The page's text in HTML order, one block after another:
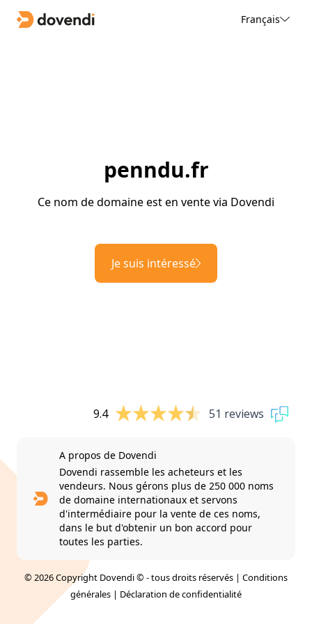
Français
penndu.fr
Ce nom de domaine est en vente via Dovendi
Je suis intéressé
9.4 51 reviews
A propos de Dovendi
Dovendi rassemble les acheteurs et les
vendeurs. Nous gérons plus de 250 000 noms
de domaine internationaux et servons
d'intermédiaire pour la vente de ces noms,
dans le but d'obtenir un bon accord pour
toutes les parties.
© 2026 Copyright Dovendi © - tous droits réservés | Conditions
générales | Déclaration de confidentialité